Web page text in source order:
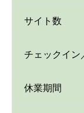
サイト数
チェックイン
休業期間